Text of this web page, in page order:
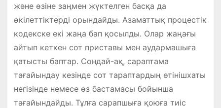
және өзіне заңмен жүктелген басқа да
өкілеттіктерді орындайды. Азаматтық процестік
кодекске екі жаңа бап қосылды. Олар жаңағы
айтып кеткен сот приставы мен аудармашыға
қатысты баптар. Сондай-ақ, сараптама
тағайындау кезінде сот тараптардың өтінішхаты
негізінде немесе өз бастамасы бойынша
тағайындайды. Тұлға сарапшыға қоюға тиіс